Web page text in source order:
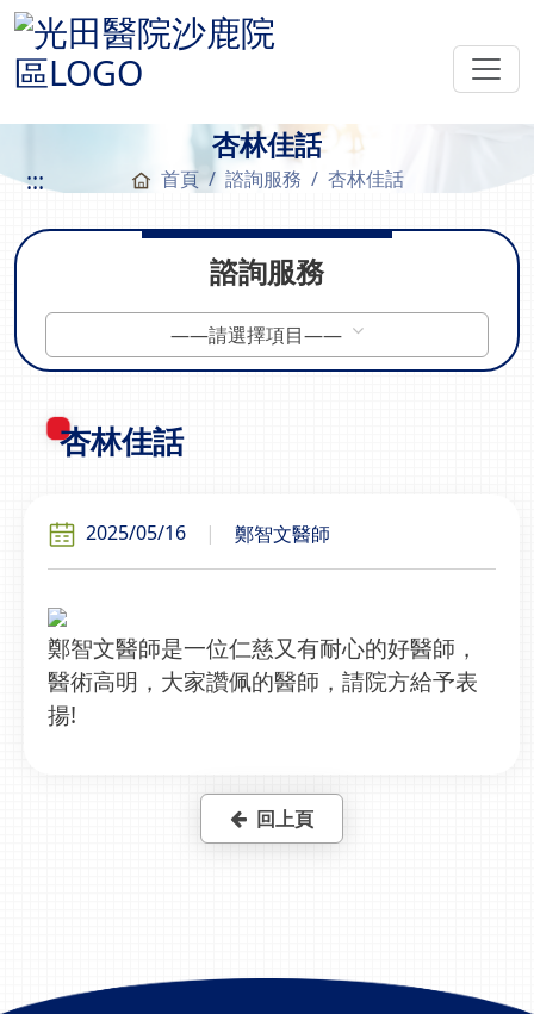
杏林佳話
::: 首頁 諮詢服務 杏林佳話
諮詢服務
——請選擇項目——
杏林佳話
2025/05/16 鄭智文醫師
鄭智文醫師是一位仁慈又有耐心的好醫師，
醫術高明，大家讚佩的醫師，請院方給予表
揚!
回上頁